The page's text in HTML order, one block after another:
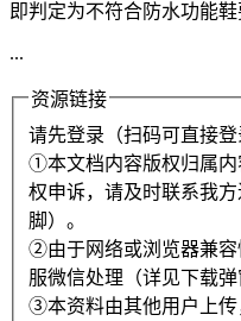
即判定为不符合防水功能鞋
...
资源链接
请先登录（扫码可直接登
①本文档内容版权归属内
权申诉，请及时联系我
脚）。
②由于网络或浏览器兼容
服微信处理（详见下载弹
③本资料由其他用户上传